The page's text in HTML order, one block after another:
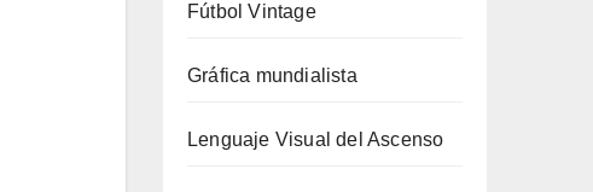
Fútbol Vintage
Gráfica mundialista
Lenguaje Visual del Ascenso